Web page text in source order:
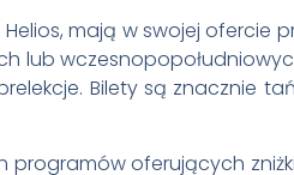
mają w swojej ofercie
lub
Bilety są znacznie
programów oferujących